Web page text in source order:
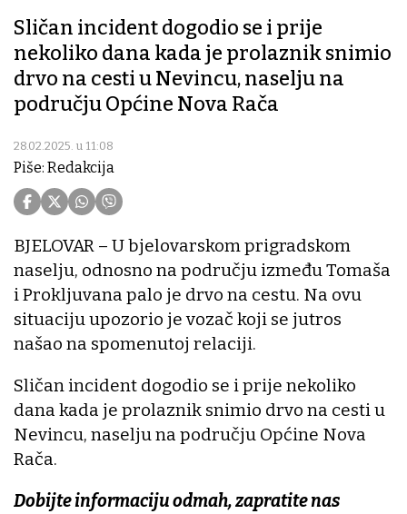
Sličan incident dogodio se i prije
nekoliko dana kada je prolaznik snimio
drvo na cesti u Nevincu, naselju na
području Općine Nova Rača
28.02.2025. u 11:08
Piše: Redakcija
BJELOVAR – U bjelovarskom prigradskom
naselju, odnosno na području između Tomaša
i Prokljuvana palo je drvo na cestu. Na ovu
situaciju upozorio je vozač koji se jutros
našao na spomenutoj relaciji.
Sličan incident dogodio se i prije nekoliko
dana kada je prolaznik snimio drvo na cesti u
Nevincu, naselju na području Općine Nova
Rača.
Dobijte informaciju odmah, zapratite nas